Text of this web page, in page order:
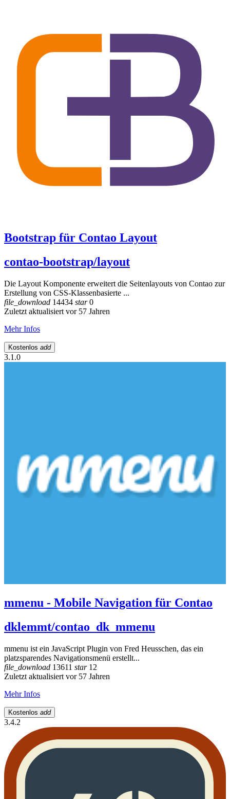
Bootstrap für Contao Layout
contao-bootstrap/layout
Die Layout Komponente erweitert die Seitenlayouts von Contao zur
Erstellung von CSS-Klassenbasierte ...
file_download 14434 star0
Zuletzt aktualisiert vor 57 Jahren
Mehr Infos
Kostenlos add
3.1.0
mmenu - Mobile Navigation für Contao
dklemmt/contao_dk_mmenu
mmenu ist ein JavaScript Plugin von Fred Heusschen, das ein
platzsparendes Navigationsmenü erstellt...
file_download 13611 star12
Zuletzt aktualisiert vor 57 Jahren
Mehr Infos
Kostenlos add
3.4.2